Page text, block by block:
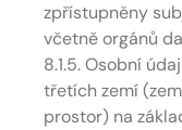
zpřístupněny
včetně orgánů
8.1.5. Osobní
třetích zemí
prostor) na